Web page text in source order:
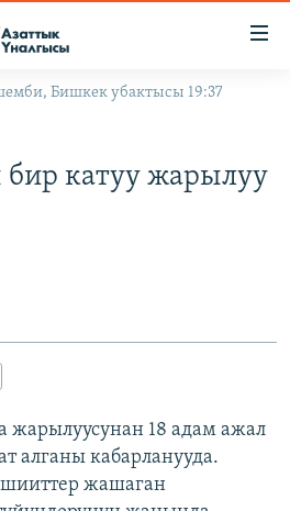
Бишкек убактысы 19:37
бир катуу жарылуу
жарылуусунан 18 адам ажал
алганы кабарланууда.
жашаган